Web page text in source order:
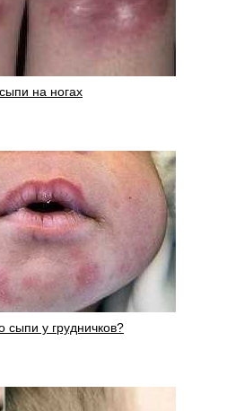
на ногах
сыпи у грудничков?